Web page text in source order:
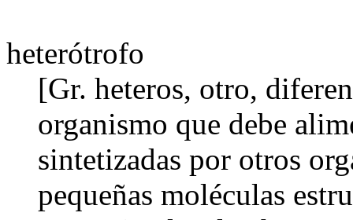
heterótrofo
[Gr. heteros, otro,
organismo que debe
sintetizadas por otros
pequeñas moléculas